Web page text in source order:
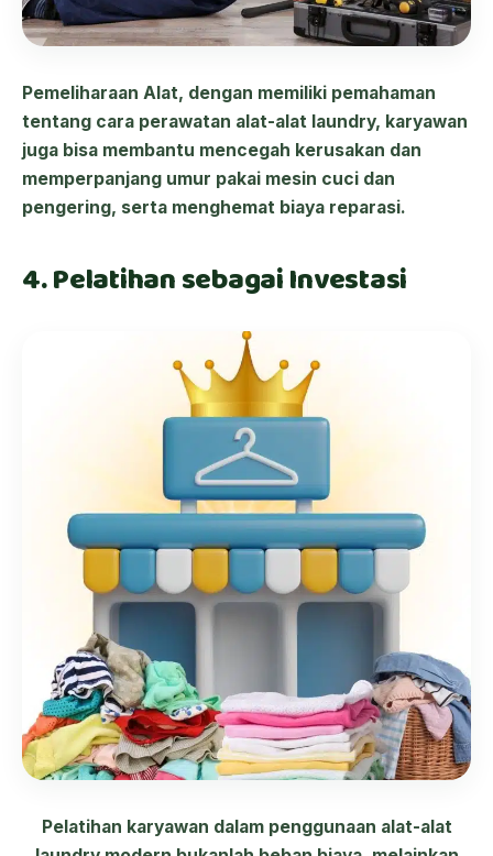
Pemeliharaan Alat, dengan memiliki pemahaman
tentang cara perawatan alat-alat laundry, karyawan
juga bisa membantu mencegah kerusakan dan
memperpanjang umur pakai mesin cuci dan
pengering, serta menghemat biaya reparasi.
4. Pelatihan sebagai Investasi
Pelatihan karyawan dalam penggunaan alat-alat